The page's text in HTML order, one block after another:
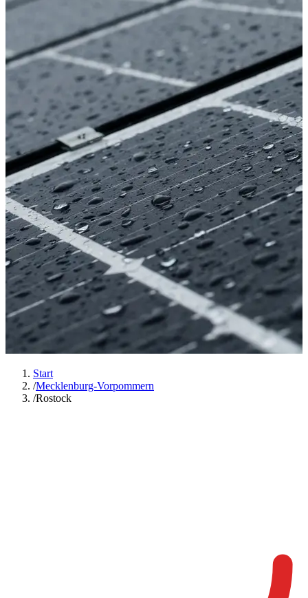
Start
/Mecklenburg-Vorpommern
/Rostock